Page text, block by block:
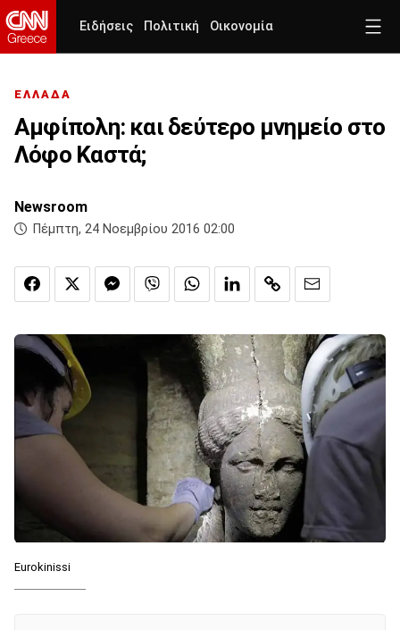
Ειδήσεις Πολιτική Οικονομία
ΕΛΛΑΔΑ
Αμφίπολη: και δεύτερο μνημείο στο
Λόφο Καστά;
Newsroom
Πέμπτη, 24 Νοεμβρίου 2016 02:00
Eurokinissi